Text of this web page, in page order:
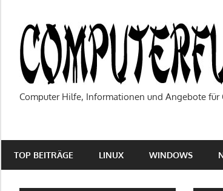
springen
Computer Hilfe, Informationen und Angebote für
TOP BEITRÄGE LINUX WINDOWS